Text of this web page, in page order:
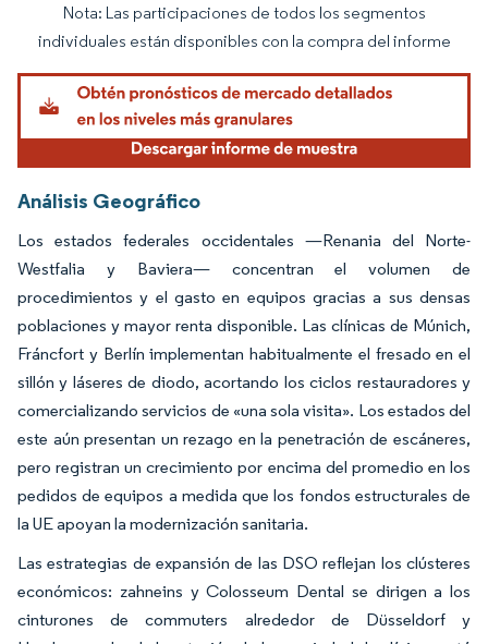
Imagen © Mordor Intelligence. El uso requiere atribución según CC BY 4.0.
Nota: Las participaciones de todos los segmentos
individuales están disponibles con la compra del informe
Análisis Geográfico
Los estados federales occidentales —Renania del Norte-
Westfalia y Baviera— concentran el volumen de
procedimientos y el gasto en equipos gracias a sus densas
poblaciones y mayor renta disponible. Las clínicas de Múnich,
Fráncfort y Berlín implementan habitualmente el fresado en el
sillón y láseres de diodo, acortando los ciclos restauradores y
comercializando servicios de «una sola visita». Los estados del
este aún presentan un rezago en la penetración de escáneres,
pero registran un crecimiento por encima del promedio en los
pedidos de equipos a medida que los fondos estructurales de
la UE apoyan la modernización sanitaria.
Las estrategias de expansión de las DSO reflejan los clústeres
económicos: zahneins y Colosseum Dental se dirigen a los
cinturones de commuters alrededor de Düsseldorf y